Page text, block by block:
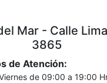
Mar - Calle
3865
de Atención:
de 09:00 a 19:00